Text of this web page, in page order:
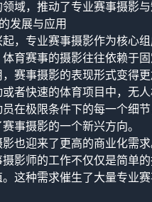
域，推动了专业赛事摄影与
发展与应用
，专业赛事摄影作为核心
育赛事的摄影往往依赖于
赛事摄影的表现形式变得更
者快速的体育项目中，无
在极限条件下的每一个细
事摄影的一个新兴方向。
也迎来了更高的商业化需
影师的工作不仅仅是简单
这种需求催生了大量专业